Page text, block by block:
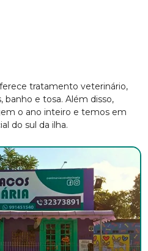
tratamento veterinário,
banho e tosa. Além disso,
o ano inteiro e temos em
do sul da ilha.